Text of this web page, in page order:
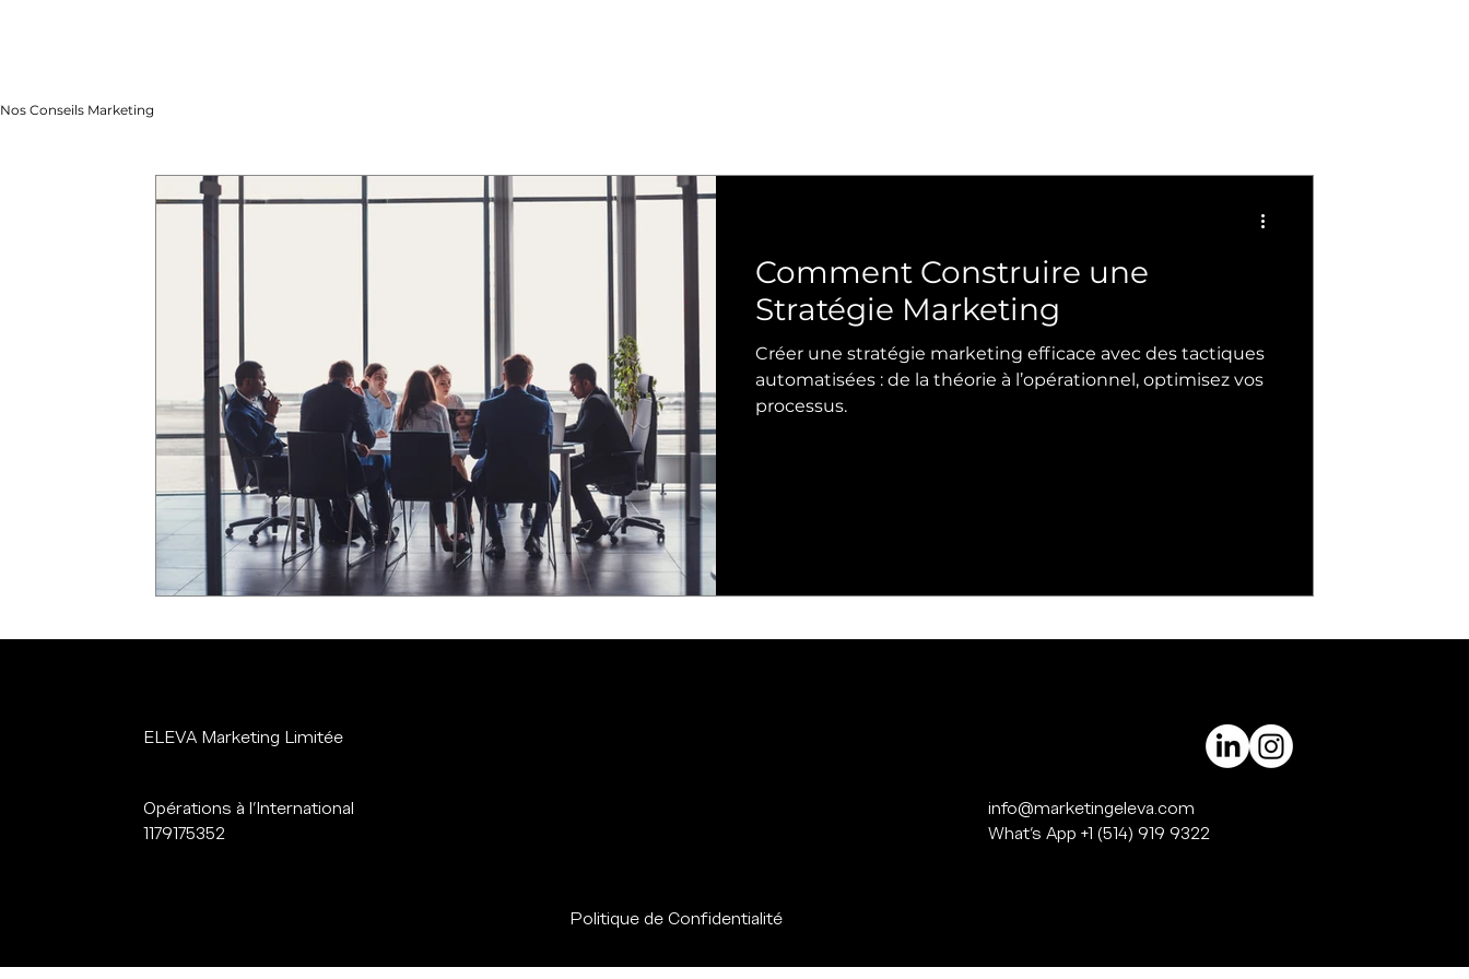
Nos Conseils Marketing
Comment Construire une
Stratégie Marketing
Créer une stratégie marketing efficace avec des tactiques
automatisées : de la théorie à l’opérationnel, optimisez vos
processus.
ELEVA Marketing Limitée
Opérations à l'International
1179175352
Politique de Confidentialité
info@marketingeleva.com
What's App +1 (514) 919 9322